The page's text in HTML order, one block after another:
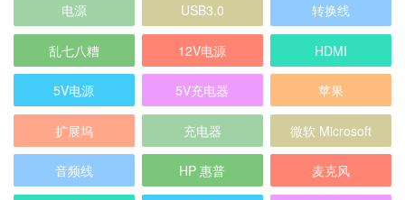
电源 USB3.0 转换线
乱七八糟 12V电源 HDMI
5V电源 5V充电器 苹果
扩展坞 充电器 微软 Microsoft
音频线 HP 惠普 麦克风